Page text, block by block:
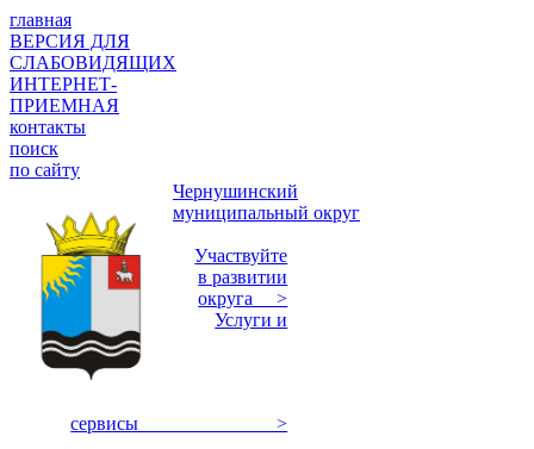
главная
ВЕРСИЯ ДЛЯ
СЛАБОВИДЯЩИХ
ИНТЕРНЕТ-
ПРИЕМНАЯ
контакты
поиск
по сайту
Чернушинский
муниципальный округ
Участвуйте
в развитии
округа >
Услуги и
сервисы >